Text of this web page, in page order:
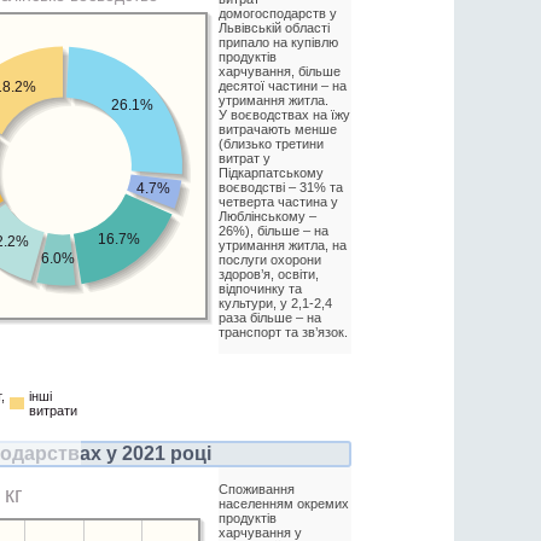
інші
витрати
26.1%
4.7%
16.7%
6.0%
домогосподарств у
Львівській області
припало на купівлю
продуктів
харчування, більше
десятої частини – на
утримання житла.
У воєводствах на їжу
витрачають менше
(близько третини
витрат у
Підкарпатському
воєводстві – 31% та
четверта частина у
Люблінському –
26%), більше – на
утримання житла, на
послуги охорони
здоров’я, освіти,
відпочинку та
культури, у 2,1-2,4
раза більше – на
транспорт та зв’язок.
у 2021 році
Споживання
населенням окремих
продуктів
харчування у